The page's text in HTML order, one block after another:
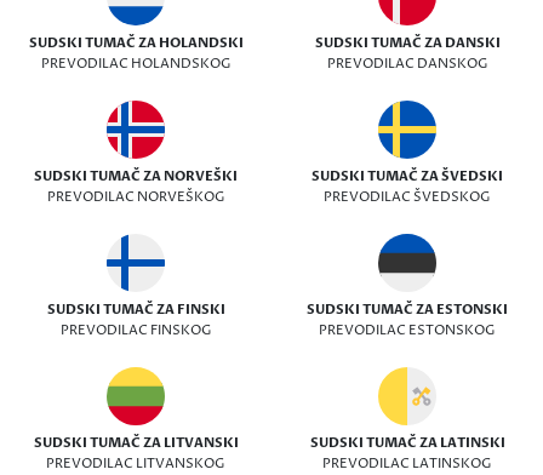
SUDSKI TUMAČ ZA HOLANDSKI
PREVODILAC HOLANDSKOG
SUDSKI TUMAČ ZA DANSKI
PREVODILAC DANSKOG
SUDSKI TUMAČ ZA NORVEŠKI
PREVODILAC NORVEŠKOG
SUDSKI TUMAČ ZA ŠVEDSKI
PREVODILAC ŠVEDSKOG
SUDSKI TUMAČ ZA FINSKI
PREVODILAC FINSKOG
SUDSKI TUMAČ ZA ESTONSKI
PREVODILAC ESTONSKOG
SUDSKI TUMAČ ZA LITVANSKI
PREVODILAC LITVANSKOG
SUDSKI TUMAČ ZA LATINSKI
PREVODILAC LATINSKOG